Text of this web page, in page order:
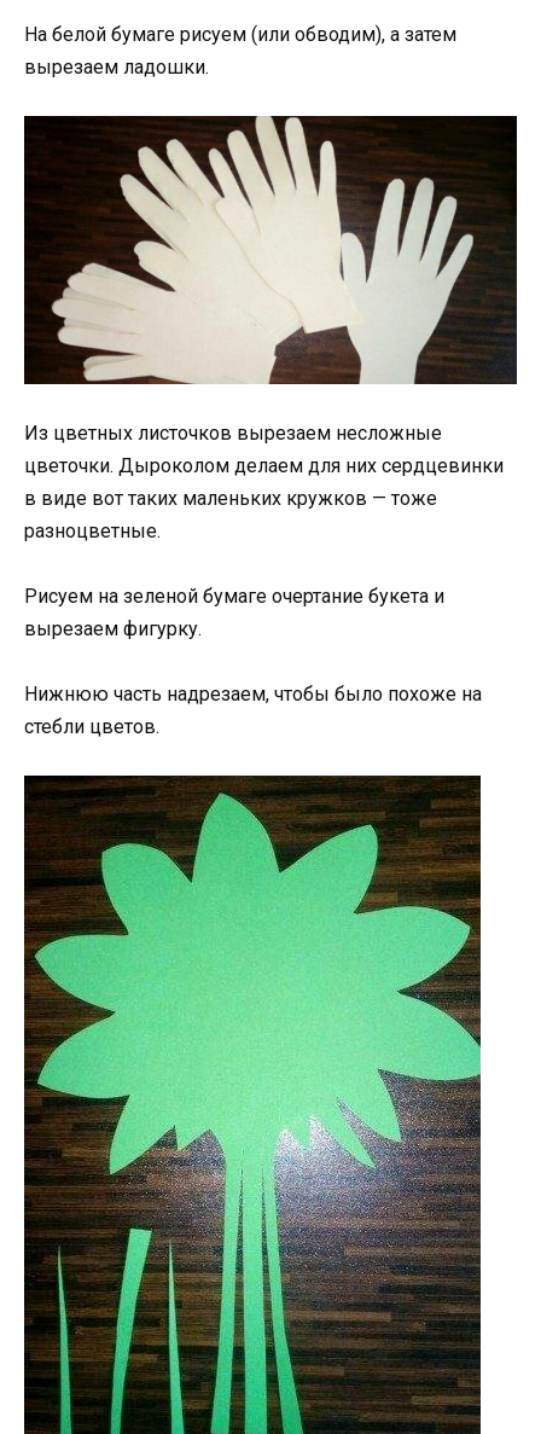
На белой бумаге рисуем (или обводим), а затем
вырезаем ладошки.
Из цветных листочков вырезаем несложные
цветочки. Дыроколом делаем для них сердцевинки
в виде вот таких маленьких кружков — тоже
разноцветные.
Рисуем на зеленой бумаге очертание букета и
вырезаем фигурку.
Нижнюю часть надрезаем, чтобы было похоже на
стебли цветов.